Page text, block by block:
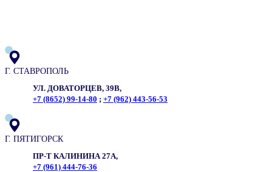
Г. СТАВРОПОЛЬ
УЛ. ДОВАТОРЦЕВ, 39В,
+7 (8652) 99-14-80 ; +7 (962) 443-56-53
Г. ПЯТИГОРСК
ПР-Т КАЛИНИНА 27А,
+7 (961) 444-76-36